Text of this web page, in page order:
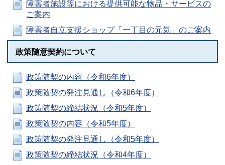
障害者施設等における提供可能な物品・サービスの
ご案内
障害者自立支援ショップ「一丁目の元気」のご案内
政策随意契約について
政策随契の内容（令和6年度）
政策随契の発注見通し（令和6年度）
政策随契の締結状況（令和5年度）
政策随契の内容（令和5年度）
政策随契の発注見通し（令和5年度）
政策随契の締結状況（令和4年度）